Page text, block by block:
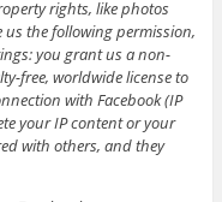
rights, like photos
us the following permission,
you grant us a non-
free, worldwide license to
with Facebook (IP
your IP content or your
with others, and they